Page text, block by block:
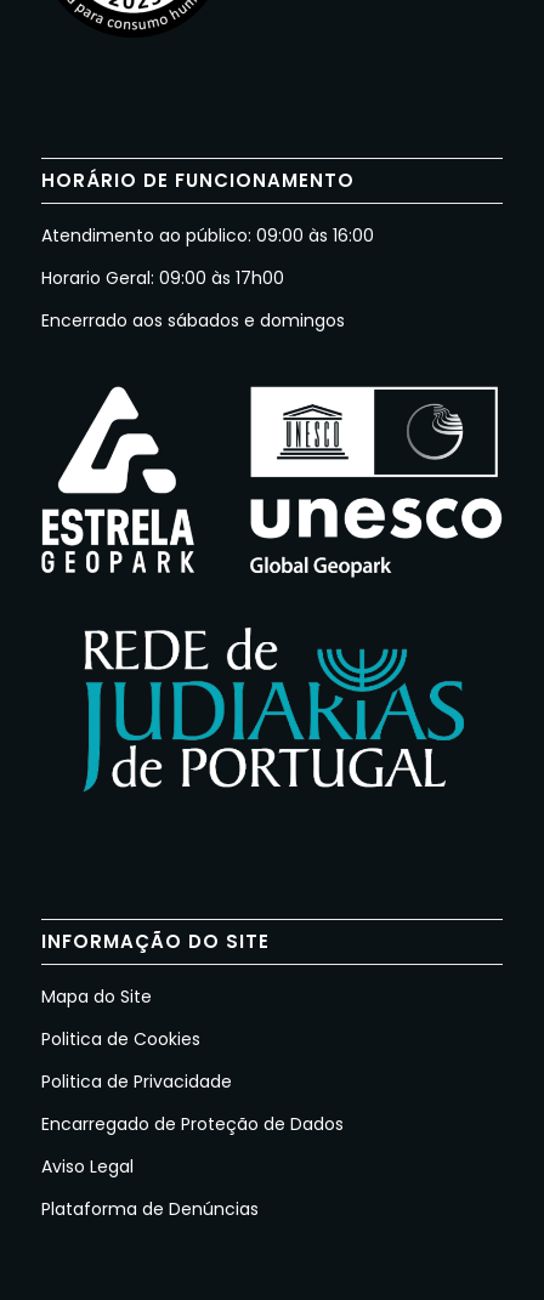
HORÁRIO DE FUNCIONAMENTO
Atendimento ao público: 09:00 às 16:00
Horario Geral: 09:00 às 17h00
Encerrado aos sábados e domingos
INFORMAÇÃO DO SITE
Mapa do Site
Politica de Cookies
Politica de Privacidade
Encarregado de Proteção de Dados
Aviso Legal
Plataforma de Denúncias